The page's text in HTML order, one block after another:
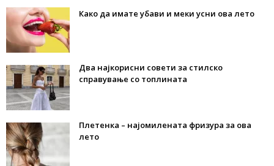
Како да имате убави и меки усни ова лето
Два најкорисни совети за стилско
справување со топлината
Плетенка – најомилената фризура за ова
лето